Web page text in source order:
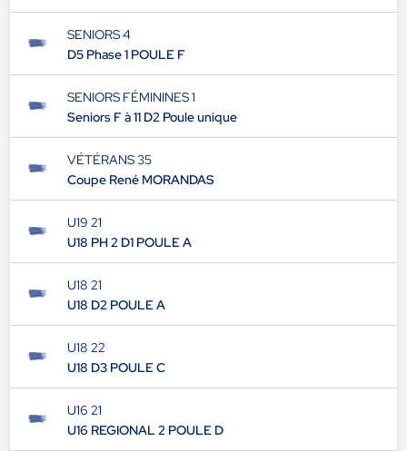
SENIORS 4
D5 Phase 1 POULE F
SENIORS FÉMININES 1
Seniors F à 11 D2 Poule unique
VÉTÉRANS 35
Coupe René MORANDAS
U19 21
U18 PH 2 D1 POULE A
U18 21
U18 D2 POULE A
U18 22
U18 D3 POULE C
U16 21
U16 REGIONAL 2 POULE D